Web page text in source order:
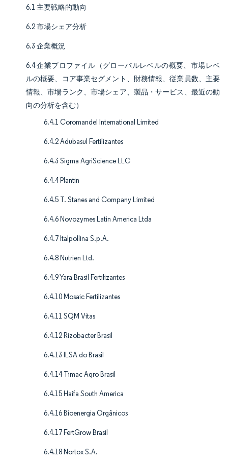
6.1 主要戦略的動向
6.2 市場シェア分析
6.3 企業概況
6.4 企業プロファイル（グローバルレベルの概要、市場レベ
ルの概要、コア事業セグメント、財務情報、従業員数、主要
情報、市場ランク、市場シェア、製品・サービス、最近の動
向の分析を含む）
6.4.1 Coromandel International Limited
6.4.2 Adubasul Fertilizantes
6.4.3 Sigma AgriScience LLC
6.4.4 Plantin
6.4.5 T. Stanes and Company Limited
6.4.6 Novozymes Latin America Ltda
6.4.7 Italpollina S.p.A.
6.4.8 Nutrien Ltd.
6.4.9 Yara Brasil Fertilizantes
6.4.10 Mosaic Fertilizantes
6.4.11 SQM Vitas
6.4.12 Rizobacter Brasil
6.4.13 ILSA do Brasil
6.4.14 Timac Agro Brasil
6.4.15 Haifa South America
6.4.16 Bioenergia Orgânicos
6.4.17 FertGrow Brasil
6.4.18 Nortox S.A.